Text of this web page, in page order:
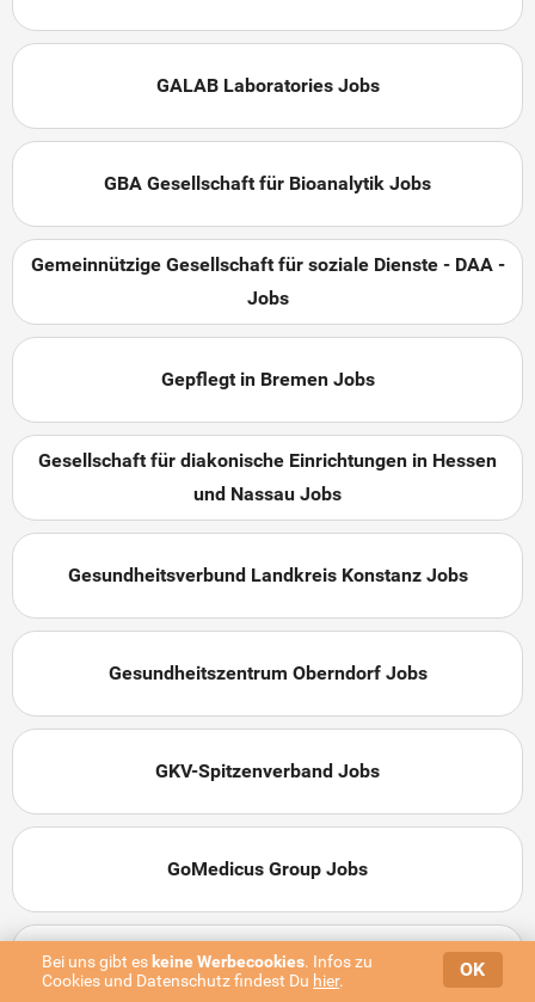
GALAB Laboratories Jobs
GBA Gesellschaft für Bioanalytik Jobs
Gemeinnützige Gesellschaft für soziale Dienste - DAA -
Jobs
Gepflegt in Bremen Jobs
Gesellschaft für diakonische Einrichtungen in Hessen
und Nassau Jobs
Gesundheitsverbund Landkreis Konstanz Jobs
Gesundheitszentrum Oberndorf Jobs
GKV-Spitzenverband Jobs
GoMedicus Group Jobs
Good Smile Dr. Weidemann & Kollegen Jobs
Bei uns gibt es keine Werbe­cookies. Infos zu
Cookies und Datenschutz findest Du hier. OK